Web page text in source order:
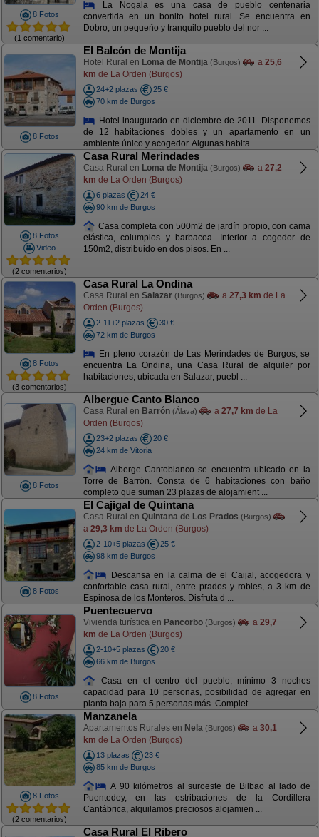
8 Fotos
(1 comentario)
La Nogala es una casa de pueblo centenaria
convertida en un bonito hotel rural. Se encuentra en
Dobro, un pequeño y tranquilo pueblo del nor ...
8 Fotos
El Balcón de Montija
Hotel Rural en Loma de Montija (Burgos) a 25,6
km de La Orden (Burgos)
24+2 plazas
25 €
70 km de Burgos
Hotel inaugurado en diciembre de 2011. Disponemos
de 12 habitaciones dobles y un apartamento en un
ambiente único y acogedor. Algunas habita ...
8 Fotos
Video
(2 comentarios)
Casa Rural Merindades
Casa Rural en Loma de Montija (Burgos) a 27,2
km de La Orden (Burgos)
6 plazas
24 €
90 km de Burgos
Casa completa con 500m2 de jardín propio, con cama
elástica, columpios y barbacoa. Interior a cogedor de
150m2, distribuido en dos pisos. En ...
8 Fotos
(3 comentarios)
Casa Rural La Ondina
Casa Rural en Salazar (Burgos) a 27,3 km de La
Orden (Burgos)
2-11+2 plazas
30 €
72 km de Burgos
En pleno corazón de Las Merindades de Burgos, se
encuentra La Ondina, una Casa Rural de alquiler por
habitaciones, ubicada en Salazar, puebl ...
8 Fotos
Albergue Canto Blanco
Casa Rural en Barrón (Álava) a 27,7 km de La
Orden (Burgos)
23+2 plazas
20 €
24 km de Vitoria
Alberge Cantoblanco se encuentra ubicado en la
Torre de Barrón. Consta de 6 habitaciones con baño
completo que suman 23 plazas de alojamient ...
8 Fotos
El Cajigal de Quintana
Casa Rural en Quintana de Los Prados (Burgos)
a 29,3 km de La Orden (Burgos)
2-10+5 plazas
25 €
98 km de Burgos
Descansa en la calma de el Caijal, acogedora y
confortable casa rural, entre prados y robles, a 3 km de
Espinosa de los Monteros. Disfruta d ...
8 Fotos
Puentecuervo
Vivienda turística en Pancorbo (Burgos) a 29,7
km de La Orden (Burgos)
2-10+5 plazas
20 €
66 km de Burgos
Casa en el centro del pueblo, mínimo 3 noches
capacidad para 10 personas, posibilidad de agregar en
planta baja para 5 personas más. Complet ...
8 Fotos
(2 comentarios)
Manzanela
Apartamentos Rurales en Nela (Burgos) a 30,1
km de La Orden (Burgos)
13 plazas
23 €
85 km de Burgos
A 90 kilómetros al suroeste de Bilbao al lado de
Puentedey, en las estribaciones de la Cordillera
Cantábrica, alquilamos preciosos alojamien ...
Casa Rural El Ribero